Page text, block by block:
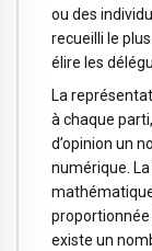
ou des
recueilli le
élire les
La
à chaque
d’opinion un
numérique.
proportionnée
existe un